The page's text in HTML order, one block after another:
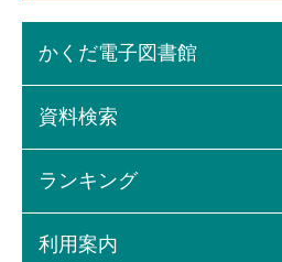
かくだ電子図書館
資料検索
ランキング
利用案内